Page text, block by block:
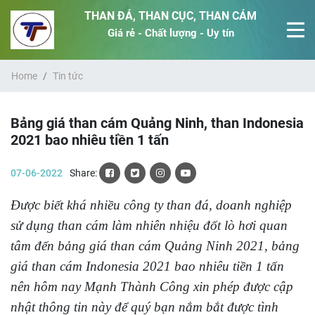
THAN ĐÁ, THAN CỤC, THAN CÁM
Giá rẻ - Chất lượng - Uy tín
Home Tin tức
Bảng giá than cám Quảng Ninh, than Indonesia
2021 bao nhiêu tiền 1 tấn
07-06-2022 Share:
Được biết khá nhiều công ty than đá, doanh nghiệp
sử dụng than cám làm nhiên nhiệu đốt lò hơi quan
tâm đến bảng giá than cám Quảng Ninh 2021, bảng
giá than cám Indonesia 2021 bao nhiêu tiền 1 tấn
nên hôm nay Mạnh Thành Công xin phép được cập
nhật thông tin này để quý bạn nắm bắt được tình